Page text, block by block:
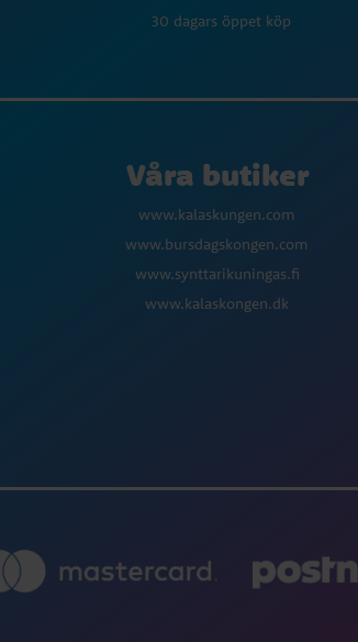
30 dagars öppet köp
Våra butiker
www.kalaskungen.com
www.bursdagskongen.com
www.synttarikuningas.fi
www.kalaskongen.dk